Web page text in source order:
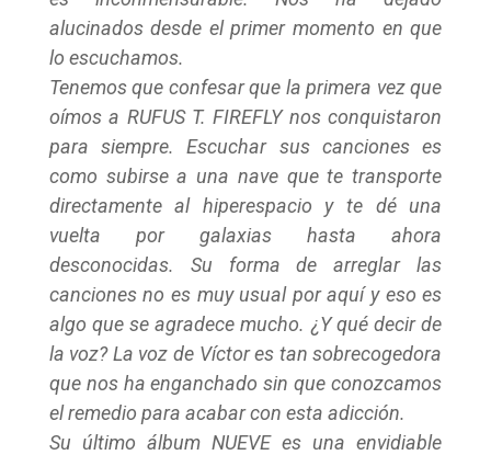
alucinados desde el primer momento en que
lo escuchamos.
Tenemos que confesar que la primera vez que
oímos a RUFUS T. FIREFLY nos conquistaron
para siempre. Escuchar sus canciones es
como subirse a una nave que te transporte
directamente al hiperespacio y te dé una
vuelta por galaxias hasta ahora
desconocidas. Su forma de arreglar las
canciones no es muy usual por aquí y eso es
algo que se agradece mucho. ¿Y qué decir de
la voz? La voz de Víctor es tan sobrecogedora
que nos ha enganchado sin que conozcamos
el remedio para acabar con esta adicción.
Su último álbum NUEVE es una envidiable